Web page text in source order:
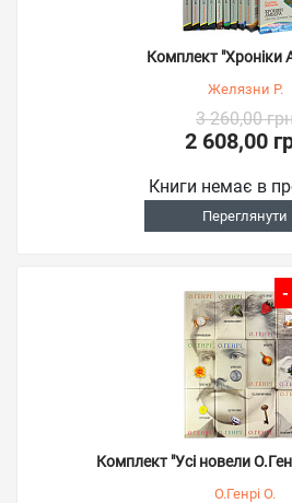
Комплект "Хроніки
Желязни Р.
3 260,00
2 608,00
Книги немає в
Переглянути
-
Комплект "Усі новели
О.Генрі О.